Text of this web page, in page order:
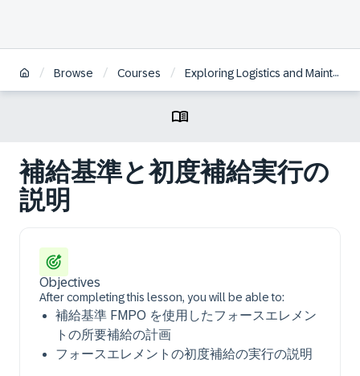
/ Browse / Courses / Exploring Logistics and Maintenance in SAP S/4HANA Defense & Security | JA
補給基準と初度補給実行の
説明
Objectives
After completing this lesson, you will be able to:
補給基準 FMPO を使用したフォースエレメン
トの所要補給の計画
フォースエレメントの初度補給の実行の説明